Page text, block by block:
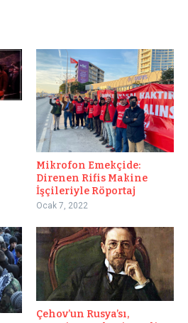
Mikrofon Emekçide:
Direnen Rifis Makine
İşçileriyle Röportaj
Ocak 7, 2022
Çehov’un Rusya’sı,